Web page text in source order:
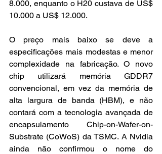
8.000, enquanto o H20 custava de US$
10.000 a US$ 12.000.
O preço mais baixo se deve a
especificações mais modestas e menor
complexidade na fabricação. O novo
chip utilizará memória GDDR7
convencional, em vez da memória de
alta largura de banda (HBM), e não
contará com a tecnologia avançada de
encapsulamento Chip-on-Wafer-on-
Substrate (CoWoS) da TSMC. A Nvidia
ainda não confirmou o nome do